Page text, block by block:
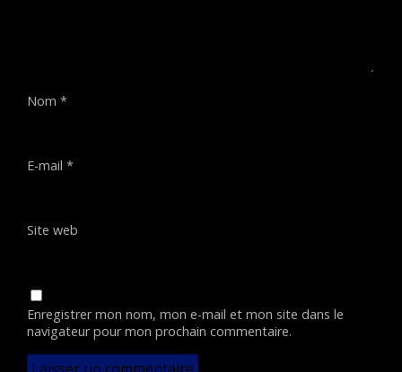
Nom *
E-mail *
Site web
Enregistrer mon nom, mon e-mail et mon site dans le
navigateur pour mon prochain commentaire.